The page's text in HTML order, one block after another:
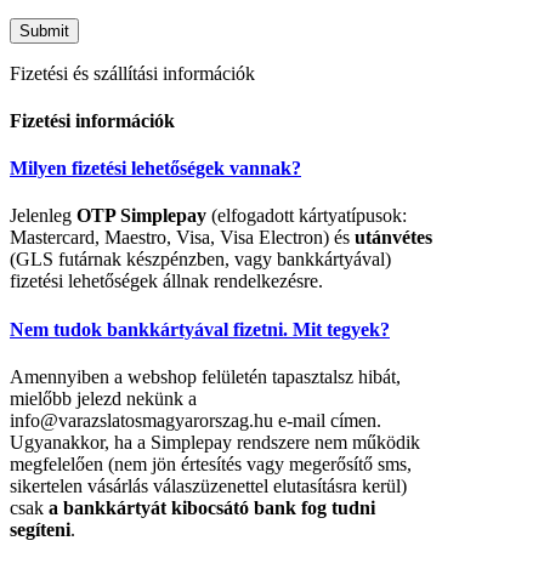
Fizetési és szállítási információk
Fizetési információk
Milyen fizetési lehetőségek vannak?
Jelenleg OTP Simplepay (elfogadott kártyatípusok:
Mastercard, Maestro, Visa, Visa Electron) és utánvétes
(GLS futárnak készpénzben, vagy bankkártyával)
fizetési lehetőségek állnak rendelkezésre.
Nem tudok bankkártyával fizetni. Mit tegyek?
Amennyiben a webshop felületén tapasztalsz hibát,
mielőbb jelezd nekünk a
info@varazslatosmagyarorszag.hu e-mail címen.
Ugyanakkor, ha a Simplepay rendszere nem működik
megfelelően (nem jön értesítés vagy megerősítő sms,
sikertelen vásárlás válaszüzenettel elutasításra kerül)
csak a bankkártyát kibocsátó bank fog tudni
segíteni.